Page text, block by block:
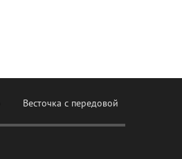
Весточка с передовой